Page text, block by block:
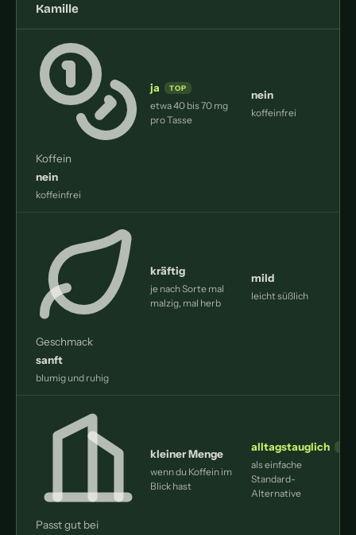
Kamille
Koffein
ja
etwa 40 bis 70 mg
pro Tasse
nein
koffeinfrei
nein
koffeinfrei
Geschmack
kräftig
je nach Sorte mal
malzig, mal herb
mild
leicht süßlich
sanft
blumig und ruhig
Passt gut bei
kleiner Menge
wenn du Koffein im
Blick hast
alltagstauglich
als einfache
Standard-
Alternative